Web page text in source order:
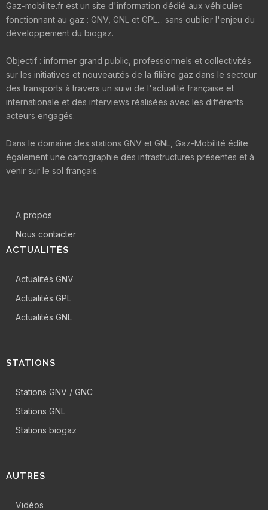
Gaz-mobilite.fr est un site d'information dédié aux véhicules
fonctionnant au gaz : GNV, GNL et GPL... sans oublier l'enjeu du
développement du biogaz.
Objectif : informer grand public, professionnels et collectivités
sur les initiatives et nouveautés de la filière gaz dans le secteur
des transports à travers un suivi de l'actualité française et
internationale et des interviews réalisées avec les différents
acteurs engagés.
Dans le domaine des stations GNV et GNL, Gaz-Mobilité édite
également une cartographie des infrastructures présentes et à
venir sur le sol français.
A propos
Nous contacter
ACTUALITÉS
Actualités GNV
Actualités GPL
Actualités GNL
STATIONS
Stations GNV / GNC
Stations GNL
Stations biogaz
AUTRES
Vidéos